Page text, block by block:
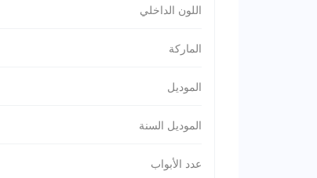
اللون الداخلي
الماركة
الموديل
الموديل السنة
عدد الأبواب